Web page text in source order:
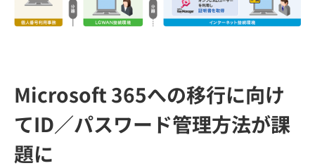
Microsoft 365への移行に向け
てID／パスワード管理方法が課
題に